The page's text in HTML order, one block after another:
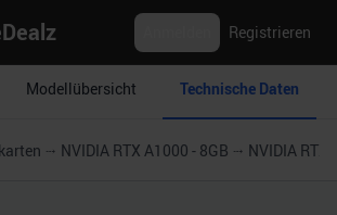
Registrieren
Modellübersicht Technische Daten
NVIDIA RTX A1000 - 8GB NVIDIA RTX